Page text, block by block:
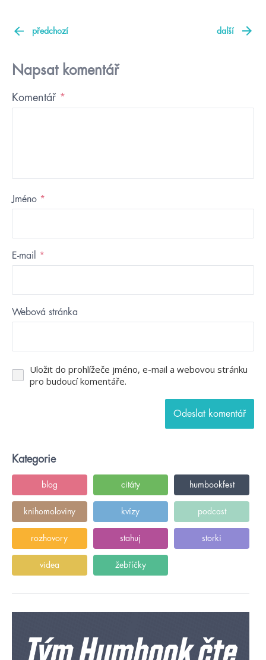
předchozí další
Napsat komentář
Komentář *
Jméno *
E-mail *
Webová stránka
Uložit do prohlížeče jméno, e-mail a webovou stránku
pro budoucí komentáře.
Kategorie
blog citáty humbookfest
knihomoloviny kvízy podcast
rozhovory stahuj storki
videa žebříčky